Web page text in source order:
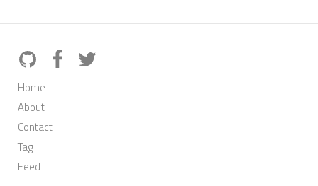
Home
About
Contact
Tag
Feed